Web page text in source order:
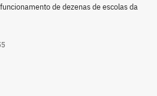
de dezenas de escolas da